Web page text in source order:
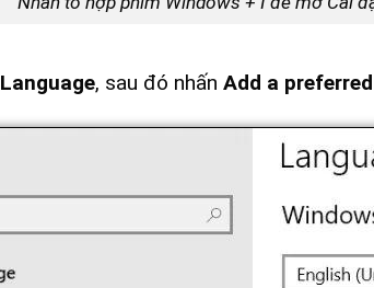
Language, sau đó nhấn Add a